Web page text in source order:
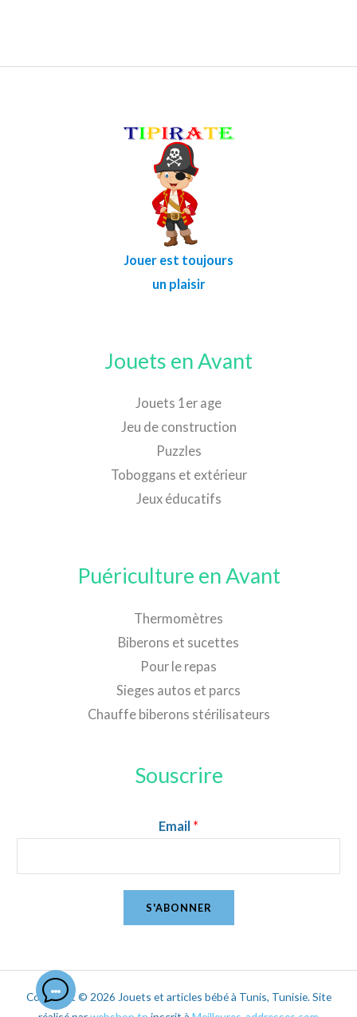
Jouer est toujours
un plaisir
Jouets en Avant
Jouets 1er age
Jeu de construction
Puzzles
Toboggans et extérieur
Jeux éducatifs
Puériculture en Avant
Thermomètres
Biberons et sucettes
Pour le repas
Sieges autos et parcs
Chauffe biberons stérilisateurs
Souscrire
Email *
S'ABONNER
Copyright © 2026 Jouets et articles bébé à Tunis, Tunisie. Site